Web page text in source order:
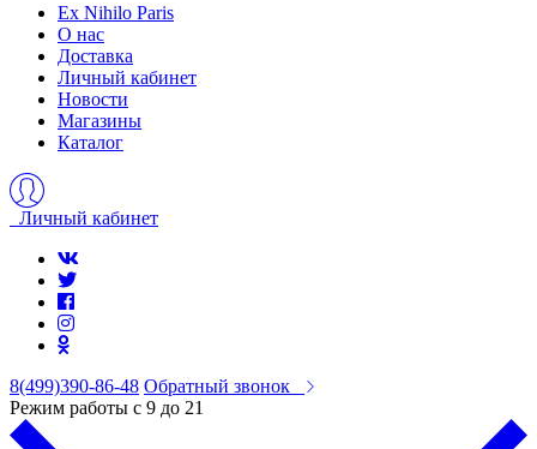
Ex Nihilo Paris
О нас
Доставка
Личный кабинет
Новости
Магазины
Каталог
Личный кабинет
8(499)390-86-48 Обратный звонок
Режим работы с 9 до 21